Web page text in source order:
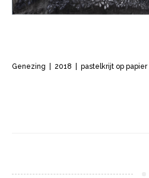
Genezing | 2018 | pastelkrijt op